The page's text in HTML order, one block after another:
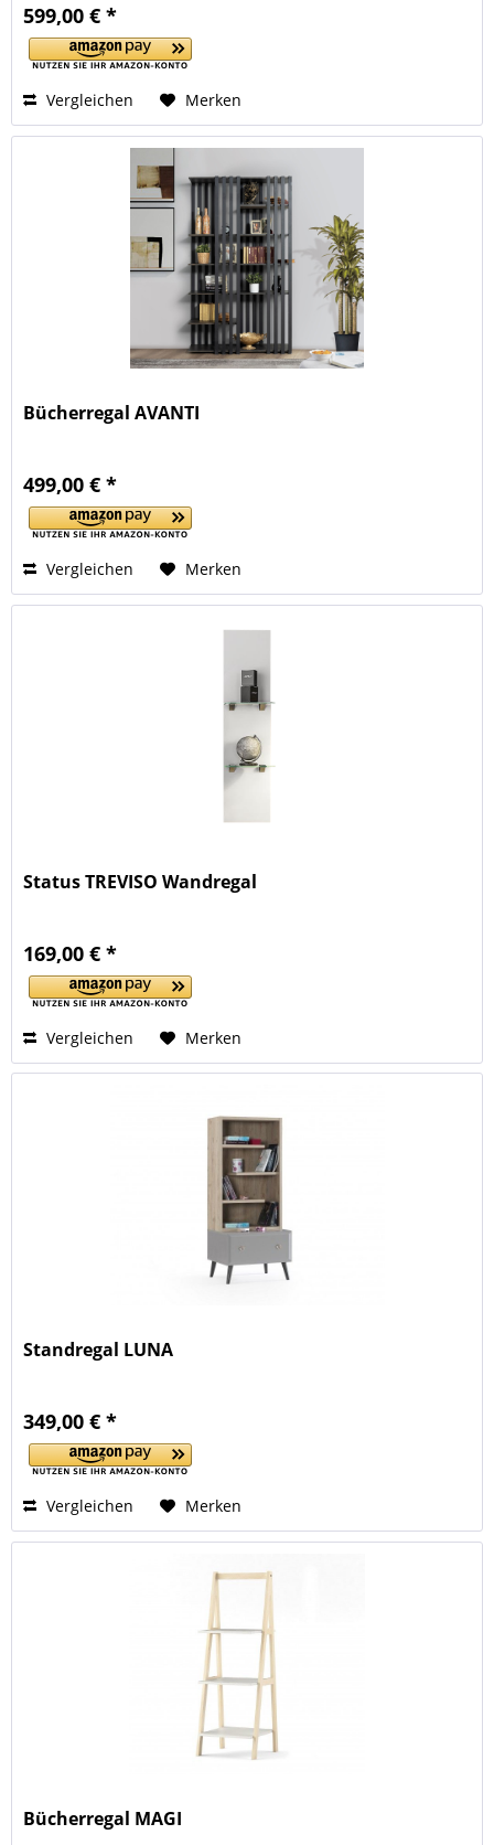
599,00 € *
Vergleichen Merken
Bücherregal AVANTI
499,00 € *
Vergleichen Merken
Status TREVISO Wandregal
169,00 € *
Vergleichen Merken
Standregal LUNA
349,00 € *
Vergleichen Merken
Bücherregal MAGI